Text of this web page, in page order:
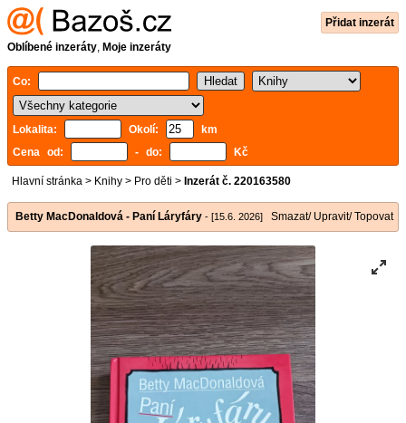
Přidat inzerát
Oblíbené inzeráty, Moje inzeráty
Co:
Lokalita: Okolí:
km
Cena od:
- do: Kč
Hlavní stránka > Knihy > Pro děti > Inzerát č. 220163580
Betty MacDonaldová - Paní Láryfáry - [15.6. 2026] Smazat/ Upravit/ Topovat